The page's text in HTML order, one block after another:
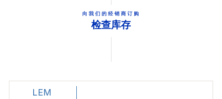
向我们的经销商订购
检查库存